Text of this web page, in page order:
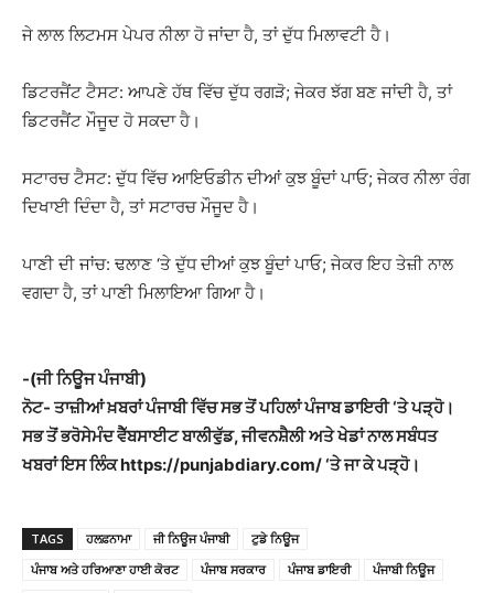
ਜੇ ਲਾਲ ਲਿਟਮਸ ਪੇਪਰ ਨੀਲਾ ਹੋ ਜਾਂਦਾ ਹੈ, ਤਾਂ ਦੁੱਧ ਮਿਲਾਵਟੀ ਹੈ।
ਡਿਟਰਜੈਂਟ ਟੈਸਟ: ਆਪਣੇ ਹੱਥ ਵਿੱਚ ਦੁੱਧ ਰਗੜੋ; ਜੇਕਰ ਝੱਗ ਬਣ ਜਾਂਦੀ ਹੈ, ਤਾਂ
ਡਿਟਰਜੈਂਟ ਮੌਜੂਦ ਹੋ ਸਕਦਾ ਹੈ।
ਸਟਾਰਚ ਟੈਸਟ: ਦੁੱਧ ਵਿੱਚ ਆਇਓਡੀਨ ਦੀਆਂ ਕੁਝ ਬੂੰਦਾਂ ਪਾਓ; ਜੇਕਰ ਨੀਲਾ ਰੰਗ
ਦਿਖਾਈ ਦਿੰਦਾ ਹੈ, ਤਾਂ ਸਟਾਰਚ ਮੌਜੂਦ ਹੈ।
ਪਾਣੀ ਦੀ ਜਾਂਚ: ਢਲਾਣ ‘ਤੇ ਦੁੱਧ ਦੀਆਂ ਕੁਝ ਬੂੰਦਾਂ ਪਾਓ; ਜੇਕਰ ਇਹ ਤੇਜ਼ੀ ਨਾਲ
ਵਗਦਾ ਹੈ, ਤਾਂ ਪਾਣੀ ਮਿਲਾਇਆ ਗਿਆ ਹੈ।
-(ਜੀ ਨਿਊਜ ਪੰਜਾਬੀ)
ਨੋਟ- ਤਾਜ਼ੀਆਂ ਖ਼ਬਰਾਂ ਪੰਜਾਬੀ ਵਿੱਚ ਸਭ ਤੋਂ ਪਹਿਲਾਂ ਪੰਜਾਬ ਡਾਇਰੀ ‘ਤੇ ਪੜ੍ਹੋ।
ਸਭ ਤੋਂ ਭਰੋਸੇਮੰਦ ਵੈੱਬਸਾਈਟ ਬਾਲੀਵੁੱਡ, ਜੀਵਨਸ਼ੈਲੀ ਅਤੇ ਖੇਡਾਂ ਨਾਲ ਸਬੰਧਤ
ਖਬਰਾਂ ਇਸ ਲਿੰਕ https://punjabdiary.com/ ‘ਤੇ ਜਾ ਕੇ ਪੜ੍ਹੋ।
TAGS ਹਲਫ਼ਨਾਮਾ ਜੀ ਨਿਊਜ ਪੰਜਾਬੀ
ਟੁਡੇ ਨਿਊਜ
ਪੰਜਾਬ ਅਤੇ ਹਰਿਆਣਾ ਹਾਈ ਕੋਰਟ
ਪੰਜਾਬ ਸਰਕਾਰ ਪੰਜਾਬ ਡਾਇਰੀ
ਪੰਜਾਬੀ ਨਿਊਜ